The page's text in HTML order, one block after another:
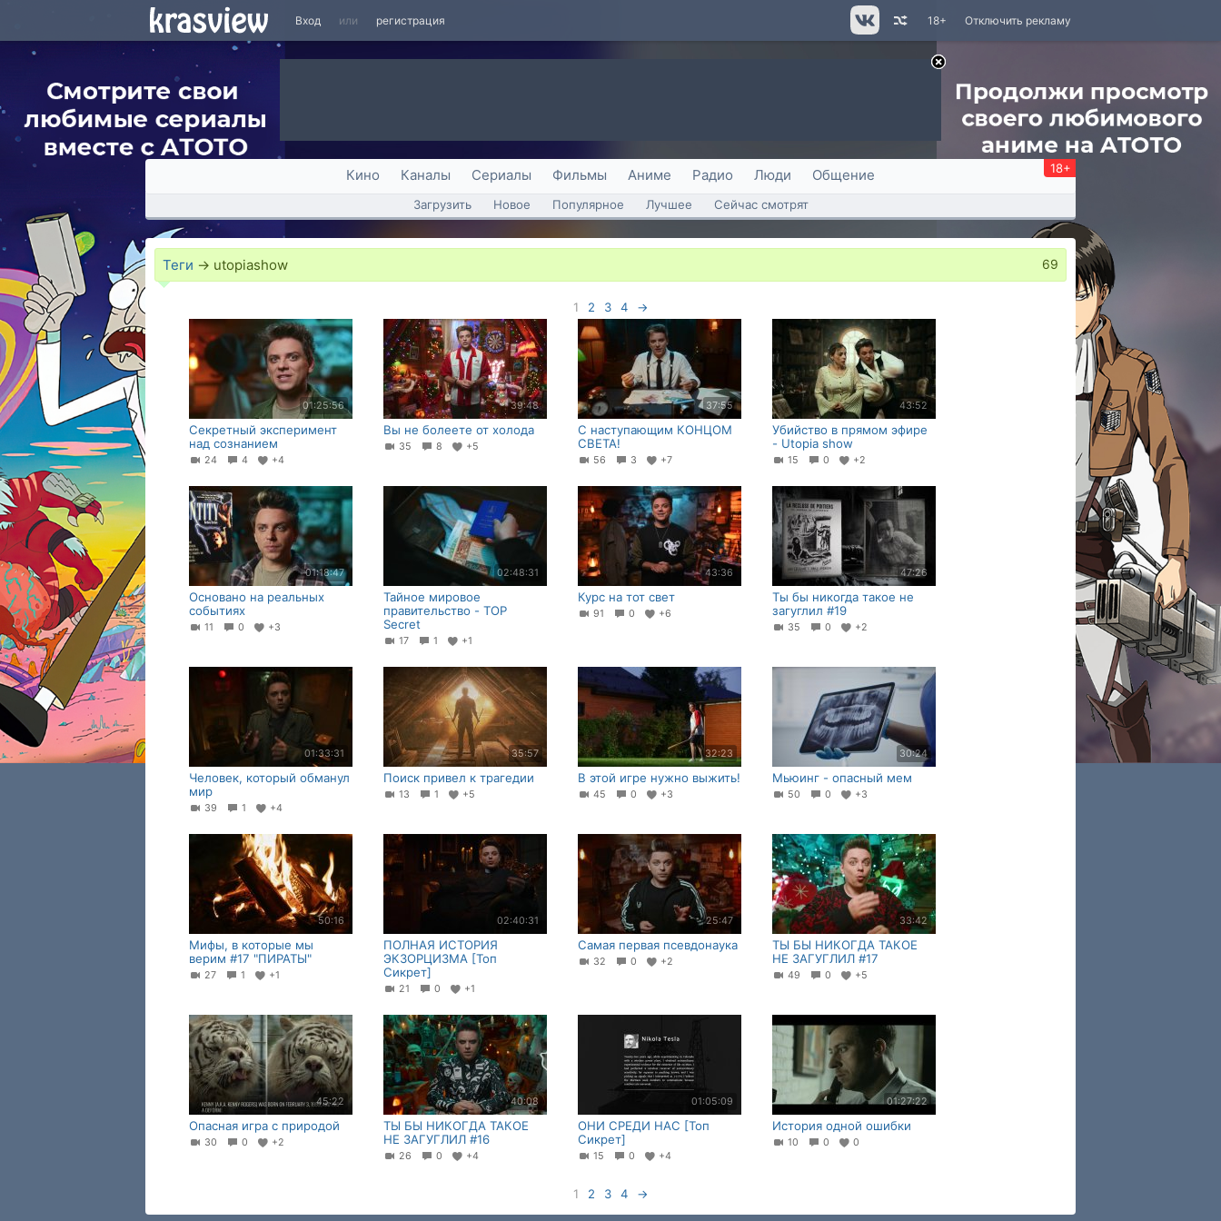
Вход или регистрация Отключить рекламу
18+
Кино Каналы Сериалы Фильмы Аниме Радио Люди Общение 18+
Загрузить Новое Популярное Лучшее Сейчас смотрят
Теги → utopiashow 69
1 2 3 4 →
01:25:56
Секретный эксперимент
над сознанием
24 4 +4
39:48
Вы не болеете от холода
35 8 +5
37:55
С наступающим КОНЦОМ
СВЕТА!
56 3 +7
43:52
Убийство в прямом эфире
- Utopia show
15 0 +2
01:18:47
Основано на реальных
событиях
11 0 +3
02:48:31
Тайное мировое
правительство - TOP
Secret
17 1 +1
43:36
Курс на тот свет
91 0 +6
47:26
Ты бы никогда такое не
загуглил #19
35 0 +2
01:33:31
Человек, который обманул
мир
39 1 +4
35:57
Поиск привел к трагедии
13 1 +5
32:23
В этой игре нужно выжить!
45 0 +3
30:24
Мьюинг - опасный мем
50 0 +3
50:16
Мифы, в которые мы
верим #17 "ПИРАТЫ"
27 1 +1
02:40:31
ПОЛНАЯ ИСТОРИЯ
ЭКЗОРЦИЗМА [Топ
Сикрет]
21 0 +1
25:47
Самая первая псевдонаука
32 0 +2
33:42
ТЫ БЫ НИКОГДА ТАКОЕ
НЕ ЗАГУГЛИЛ #17
49 0 +5
45:22
Опасная игра с природой
30 0 +2
40:08
ТЫ БЫ НИКОГДА ТАКОЕ
НЕ ЗАГУГЛИЛ #16
26 0 +4
01:05:09
ОНИ СРЕДИ НАС [Топ
Сикрет]
15 0 +4
01:27:22
История одной ошибки
10 0 0
1 2 3 4 →